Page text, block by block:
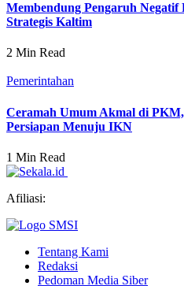
Membendung Pengaruh Negatif
Strategis Kaltim
2 Min Read
Pemerintahan
Ceramah Umum Akmal di
Persiapan Menuju IKN
1 Min Read
Afiliasi:
Tentang Kami
Redaksi
Pedoman Media Siber